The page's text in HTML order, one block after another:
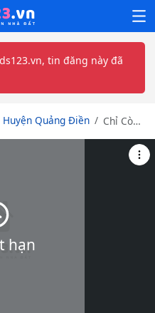
tin đăng này đã
Huyện Quảng Điền
Chỉ Còn
Quảng
hạn